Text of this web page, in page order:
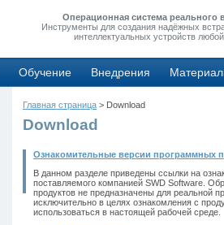
Операционная система реального
Инструменты для создания надёжных
интеллектуальных устройств
Обучение Внедрения
Главная страница > Download
Download
Ознакомительные версии программных
В данном разделе приведены ссылки на
поставляемого компанией SWD Software.
продуктов не предназначены для реальной
исключительно в целях ознакомления с
использоваться в настоящей рабочей среде.